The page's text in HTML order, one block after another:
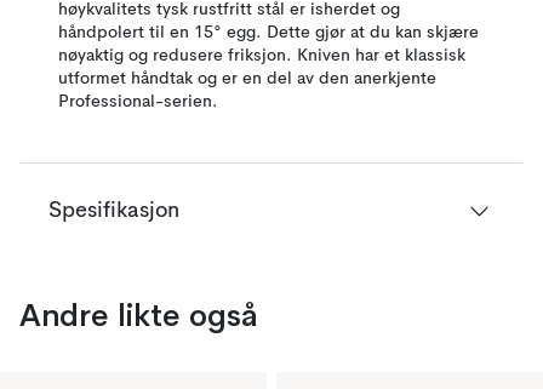
høykvalitets tysk rustfritt stål er isherdet og
håndpolert til en 15° egg. Dette gjør at du kan skjære
nøyaktig og redusere friksjon. Kniven har et klassisk
utformet håndtak og er en del av den anerkjente
Professional-serien.
Spesifikasjon
Andre likte også